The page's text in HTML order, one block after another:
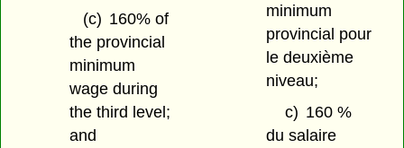
(c) 160% of
the provincial
minimum
wage during
the third level;
and
minimum
provincial pour
le deuxième
niveau;
c) 160 %
du salaire